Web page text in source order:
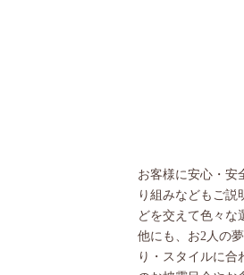
お客様に安心・安
り組みなどもご説
どを交えて色々な
他にも、お2人の
り・スタイルに合